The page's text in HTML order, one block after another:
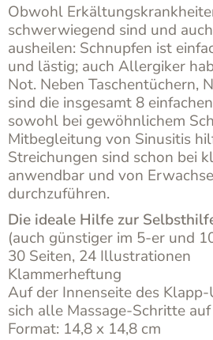
und
große
Schnupfennasen
Menge
Obwohl
schwerwiegend sind und
ausheilen: Schnupfen ist
und lästig; auch Allergiker
Not. Neben Taschentüchern,
sind die insgesamt 8
sowohl bei gewöhnlichem
Mitbegleitung von Sinusitis
Streichungen sind schon bei
anwendbar und von
durchzuführen.
Die ideale Hilfe zur
(auch günstiger im 5-er und
30 Seiten, 24 Illustrationen
Klammerheftung
Auf der Innenseite des
sich alle Massage-Schritte
Format: 14,8 x 14,8 cm